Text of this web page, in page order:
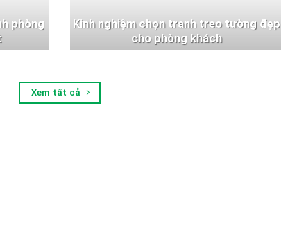
phòng
Kinh nghiệm chọn tranh treo tường đẹp
cho phòng khách
Xem tất cả